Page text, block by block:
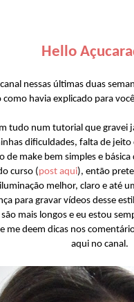
Hello
nessas últimas duas
havia explicado para
tudo num tutorial que gravei
dificuldades, falta de
de make bem simples e
curso (post aqui), então
melhor, claro e até
para gravar vídeos desse
são mais longos e eu estou
me deem dicas nos
aqui no canal.